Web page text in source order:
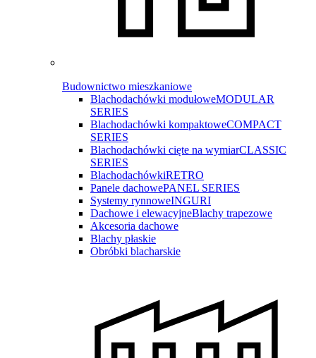
Budownictwo mieszkaniowe
Blachodachówki modułoweMODULAR
SERIES
Blachodachówki kompaktoweCOMPACT
SERIES
Blachodachówki cięte na wymiarCLASSIC
SERIES
BlachodachówkiRETRO
Panele dachowePANEL SERIES
Systemy rynnoweINGURI
Dachowe i elewacyjneBlachy trapezowe
Akcesoria dachowe
Blachy płaskie
Obróbki blacharskie